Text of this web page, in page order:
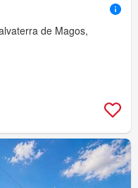
de Magos,